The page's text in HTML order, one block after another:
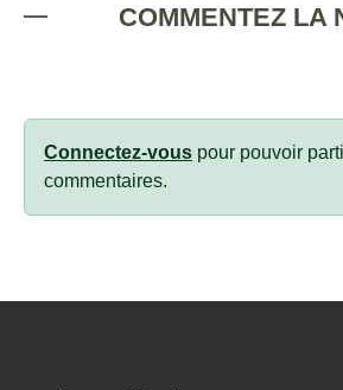
COMMENTEZ LA
Connectez-vous pour pouvoir
commentaires.